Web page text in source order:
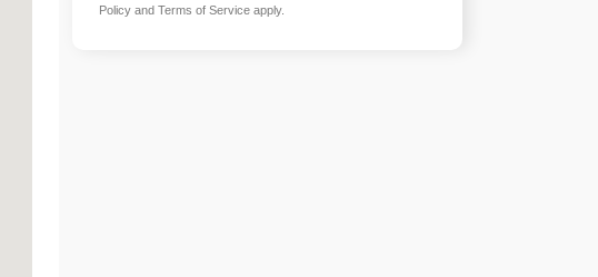
Policy andTerms of Service apply.